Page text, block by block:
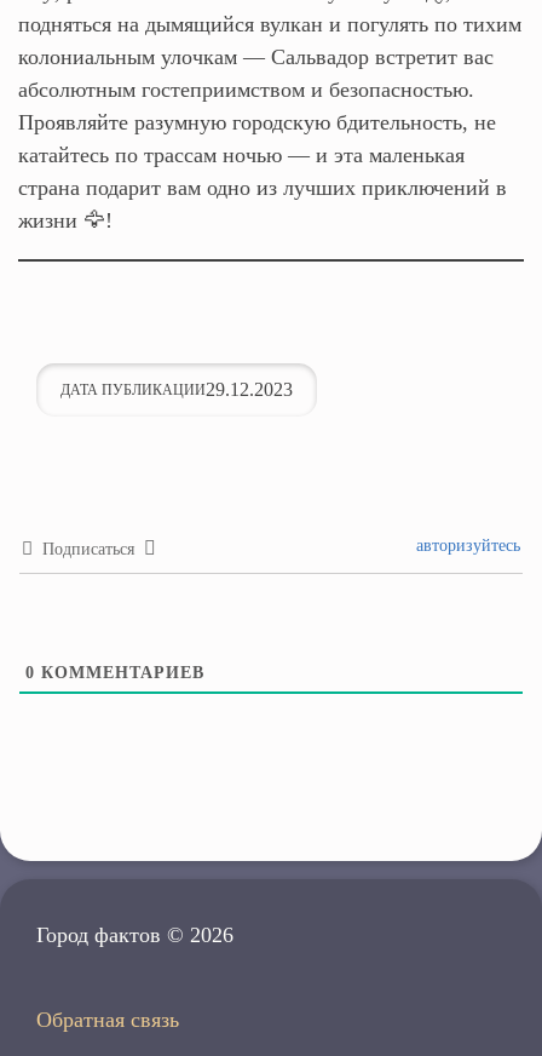
подняться на дымящийся вулкан и погулять по тихим
колониальным улочкам — Сальвадор встретит вас
абсолютным гостеприимством и безопасностью.
Проявляйте разумную городскую бдительность, не
катайтесь по трассам ночью — и эта маленькая
страна подарит вам одно из лучших приключений в
жизни 🦅!
ДАТА ПУБЛИКАЦИИ29.12.2023
Подписаться авторизуйтесь
0 КОММЕНТАРИЕВ
Город фактов © 2026
Обратная связь